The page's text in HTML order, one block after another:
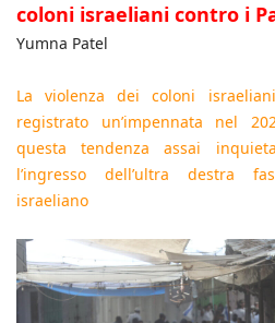
coloni israeliani contro i
Yumna Patel
La violenza dei coloni
registrato un’impennata nel
questa tendenza assai
l’ingresso dell’ultra destra
israeliano